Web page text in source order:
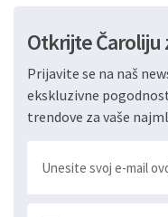
Otkrijte Čaroliju
Prijavite se na naš
ekskluzivne
trendove za vaše